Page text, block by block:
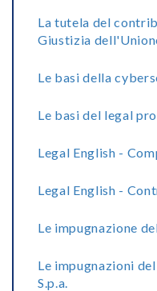
La tutela del
Giustizia
Le basi della
Le basi del legal
Legal English -
Legal English -
Le impugnazione
Le impugnazioni
S.p.a.